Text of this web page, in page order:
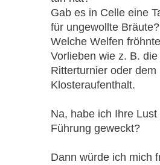
Gab es in Celle eine
für ungewollte Bräute?
Welche Welfen
Vorlieben wie z. B.
Ritterturnier oder dem
Klosteraufenthalt.
Na, habe ich Ihre Lust
Führung geweckt?
Dann würde ich mich